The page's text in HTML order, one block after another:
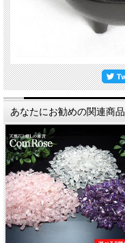
あなたにお勧めの関連商品